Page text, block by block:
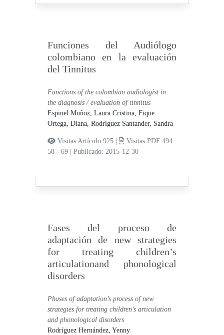
Funciones del Audiólogo
colombiano en la evaluación
del Tinnitus
Functions of the colombian audiologist in
the diagnosis / evaluation of tinnitus
Espinel Muñoz, Laura Cristina,Fique
Ortega, Diana,Rodríguez Santander, Sandra
Visitas Artículo 925 |
Visitas PDF 494
58 - 69
|Publicado: 2015-12-30
Fases del proceso de
adaptación de new strategies
for treating children’s
articulationand phonological
disorders
Phases of adaptation’s process of new
strategies for treating children’s articulation
and phonological disorders
Rodríguez Hernández, Yenny